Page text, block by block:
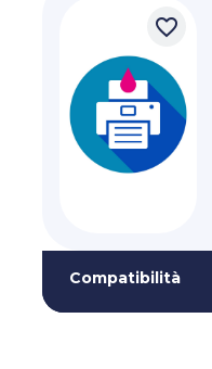
favorite_border
Compatibilità